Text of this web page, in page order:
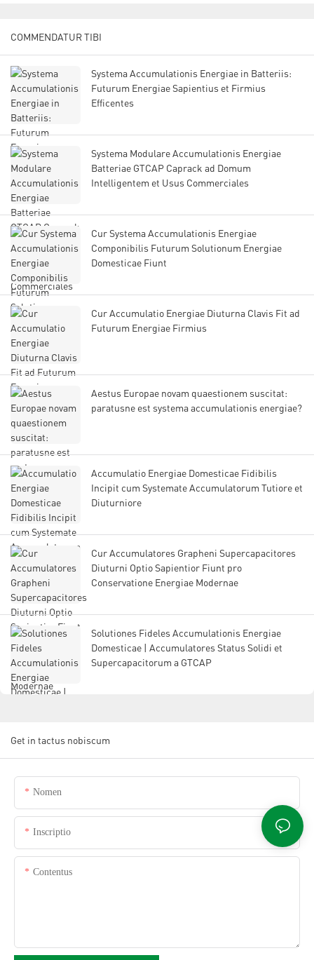
COMMENDATUR TIBI
Systema Accumulationis Energiae in Batteriis:
Futurum Energiae Sapientius et Firmius
Efficentes
Systema Modulare Accumulationis Energiae
Batteriae GTCAP Caprack ad Domum
Intelligentem et Usus Commerciales
Cur Systema Accumulationis Energiae
Componibilis Futurum Solutionum Energiae
Domesticae Fiunt
Cur Accumulatio Energiae Diuturna Clavis Fit ad
Futurum Energiae Firmius
Aestus Europae novam quaestionem suscitat:
paratusne est systema accumulationis energiae?
Accumulatio Energiae Domesticae Fidibilis
Incipit cum Systemate Accumulatorum Tutiore et
Diuturniore
Cur Accumulatores Grapheni Supercapacitores
Diuturni Optio Sapientior Fiunt pro
Conservatione Energiae Modernae
Solutiones Fideles Accumulationis Energiae
Domesticae | Accumulatores Status Solidi et
Supercapacitorum a GTCAP
Get in tactus nobiscum
Nomen
Inscriptio
Contentus